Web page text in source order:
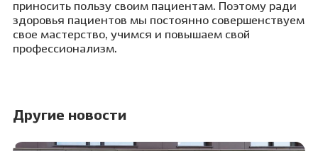
приносить пользу своим пациентам. Поэтому ради
здоровья пациентов мы постоянно совершенствуем
свое мастерство, учимся и повышаем свой
профессионализм.
Другие новости